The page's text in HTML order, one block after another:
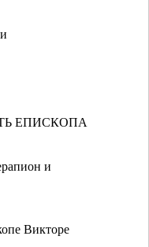
ЕПИСКОПА
и
Викторе